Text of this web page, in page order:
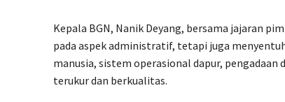
Kepala BGN, Nanik Deyang, bersama jajaran
pada aspek administratif, tetapi juga
manusia, sistem operasional dapur,
terukur dan berkualitas.